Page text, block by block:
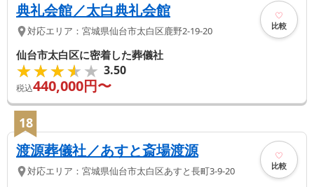
典礼会館／太白典礼会館
対応エリア： 宮城県仙台市太白区鹿野2-19-20 比較
仙台市太白区に密着した葬儀社
★★★★★
★★★★★ 3.50
税込440,000円〜
18
渡源葬儀社／あすと斎場渡源
対応エリア： 宮城県仙台市太白区あすと長町3-9-20 比較